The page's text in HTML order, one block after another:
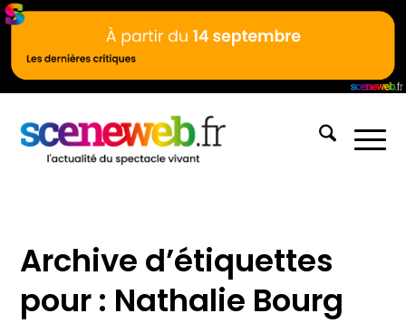
Archive d’étiquettes
pour : Nathalie Bourg